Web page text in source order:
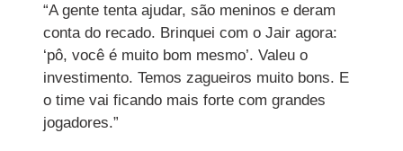
“A gente tenta ajudar, são meninos e deram
conta do recado. Brinquei com o Jair agora:
‘pô, você é muito bom mesmo’. Valeu o
investimento. Temos zagueiros muito bons. E
o time vai ficando mais forte com grandes
jogadores.”